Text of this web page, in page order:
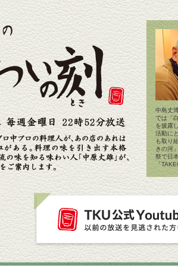
中島丈
では「
を披露
活動に
も取り
きの河
祭で日
「